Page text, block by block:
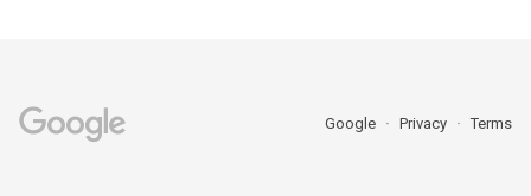
Google Privacy Terms